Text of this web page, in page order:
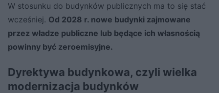
W stosunku do budynków publicznych ma to się stać
wcześniej. Od 2028 r. nowe budynki zajmowane
przez władze publiczne lub będące ich własnością
powinny być zeroemisyjne.
Dyrektywa budynkowa, czyli wielka
modernizacja budynków